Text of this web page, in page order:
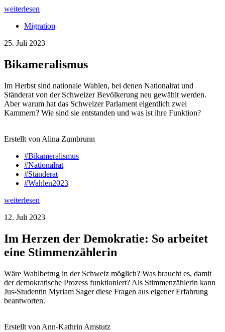
weiterlesen
Migration
25. Juli 2023
Bikameralismus
Im Herbst sind nationale Wahlen, bei denen Nationalrat und
Ständerat von der Schweizer Bevölkerung neu gewählt werden.
Aber warum hat das Schweizer Parlament eigentlich zwei
Kammern? Wie sind sie entstanden und was ist ihre Funktion?
Erstellt von Alina Zumbrunn
#Bikameralismus
#Nationalrat
#Ständerat
#Wahlen2023
weiterlesen
12. Juli 2023
Im Herzen der Demokratie: So arbeitet
eine Stimmenzählerin
Wäre Wahlbetrug in der Schweiz möglich? Was braucht es, damit
der demokratische Prozess funktioniert? Als Stimmenzählerin kann
Jus-Studentin Myriam Sager diese Fragen aus eigener Erfahrung
beantworten.
Erstellt von Ann-Kathrin Amstutz